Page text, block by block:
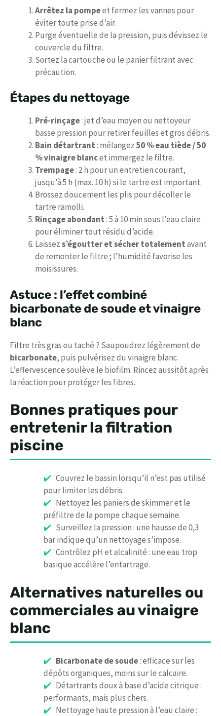
Arrêtez la pompeet fermez les vannes pour
éviter toute prise d’air.
Purge éventuelle de la pression, puis dévissez le
couvercle du filtre.
Sortez la cartouche ou le panier filtrant avec
précaution.
Étapes du nettoyage
Pré-rinçage: jet d’eau moyen ou nettoyeur
basse pression pour retirer feuilles et gros débris.
Bain détartrant: mélangez50 % eau tiède / 50
% vinaigre blancet immergez le filtre.
Trempage: 2 h pour un entretien courant,
jusqu’à 5 h (max. 10 h) si le tartre est important.
Brossez doucement les plis pour décoller le
tartre ramolli.
Rinçage abondant: 5 à 10 min sous l’eau claire
pour éliminer tout résidu d’acide.
Laissezs’égoutter et sécher totalementavant
de remonter le filtre ; l’humidité favorise les
moisissures.
Astuce : l’effet combiné
bicarbonate de soude et vinaigre
blanc
Filtre très gras ou taché ? Saupoudrez légèrement de
bicarbonate, puis pulvérisez du vinaigre blanc.
L’effervescence soulève le biofilm. Rincez aussitôt après
la réaction pour protéger les fibres.
Bonnes pratiques pour
entretenir la filtration
piscine
Couvrez le bassin lorsqu’il n’est pas utilisé
pour limiter les débris.
Nettoyez les paniers de skimmer et le
préfiltre de la pompe chaque semaine.
Surveillez la pression : une hausse de 0,3
bar indique qu’un nettoyage s’impose.
Contrôlez pH et alcalinité : une eau trop
basique accélère l’entartrage.
Alternatives naturelles ou
commerciales au vinaigre
blanc
Bicarbonate de soude: efficace sur les
dépôts organiques, moins sur le calcaire.
Détartrants doux à base d’acide citrique :
performants, mais plus chers.
Nettoyage haute pression à l’eau claire :